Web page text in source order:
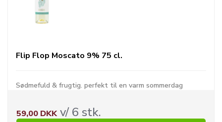
Flip Flop Moscato 9% 75 cl.
Sødmefuld & frugtig. perfekt til en varm sommerdag
59,00 DKKv/ 6 stk.